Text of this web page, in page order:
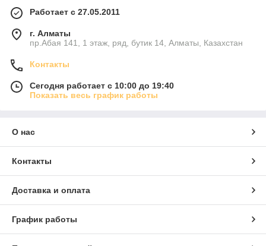
Работает с 27.05.2011
г. Алматы
пр.Абая 141, 1 этаж, ряд, бутик 14, Алматы, Казахстан
Контакты
Сегодня работает с 10:00 до 19:40
Показать весь график работы
О нас
Контакты
Доставка и оплата
График работы